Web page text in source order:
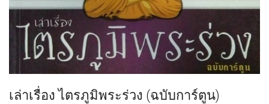
เล่าเรื่อง ไตรภูมิพระร่วง (ฉบับการ์ตูน)